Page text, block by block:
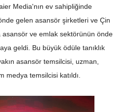
Media'nın ev sahipliğinde
gelen asansör şirketleri ve Çin
asansör ve emlak sektörünün önde
geldi. Bu büyük ödüle tanıklık
asansör temsilcisi, uzman,
medya temsilcisi katıldı.